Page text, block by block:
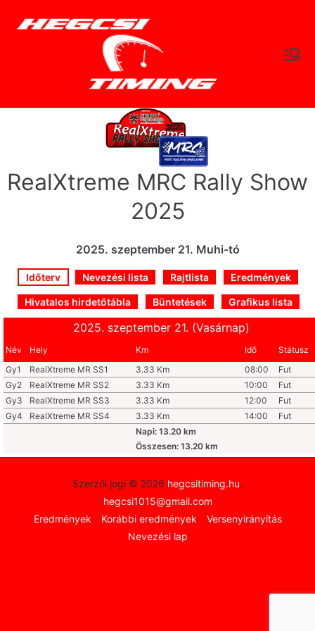
hegc
sitimi
Időtlen Idők
RealXtreme MRC Rally Show
2025
2025. szeptember 21. Muhi-tó
Időterv Nevezési lista Rajtlista Eredmények
Hivatalos hirdetőtábla Büntetések Grafikus lista
2025. szeptember 21. (Vasárnap)
Név Hely Km Idő
Státusz
Gy1
RealXtreme MR SS1 3.33 Km 08:00
Fut
Gy2
RealXtreme MR SS2 3.33 Km 10:00
Fut
Gy3
RealXtreme MR SS3 3.33 Km 12:00
Fut
Gy4
RealXtreme MR SS4 3.33 Km 14:00
Fut
Napi: 13.20 km
Összesen: 13.20 km
Szerzői jogi © 2026 hegcsitiming.hu.
hegcsi1015@gmail.com
Eredmények
Korábbi eredmények
Versenyirányítás
Nevezési lap